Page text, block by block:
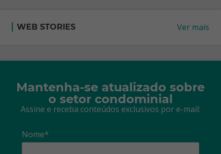
WEB STORIES Ver mais
Mantenha-se atualizado sobre
o setor condominial
Assine e receba conteúdos exclusivos por e-mail:
Nome*